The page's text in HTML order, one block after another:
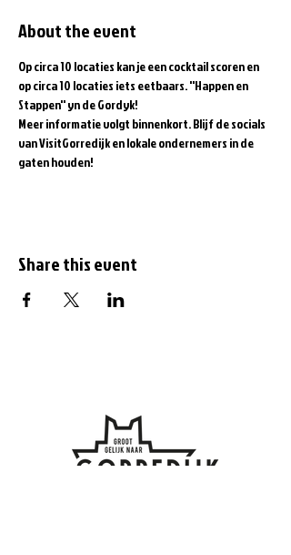
About the event
Op circa 10 locaties kan je een cocktail scoren en
op circa 10 locaties iets eetbaars. ''Happen en
Stappen'' yn de Gordyk!
Meer informatie volgt binnenkort. Blijf de socials
van VisitGorredijk en lokale ondernemers in de
gaten houden!
Share this event